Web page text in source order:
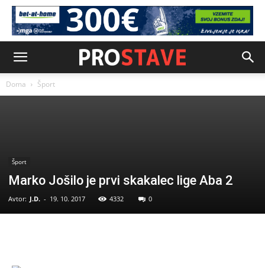
Doma Šport
Šport
Marko Jošilo je prvi skakalec lige Aba 2
Avtor: J.D. - 19. 10. 2017 4332 0